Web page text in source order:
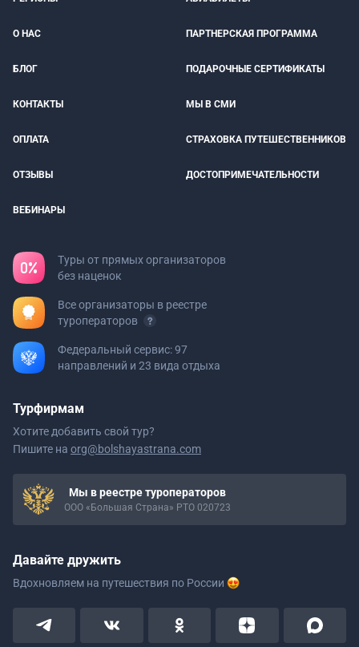
О НАС ПАРТНЕРСКАЯ ПРОГРАММА
БЛОГ ПОДАРОЧНЫЕ СЕРТИФИКАТЫ
КОНТАКТЫ МЫ В СМИ
ОПЛАТА СТРАХОВКА ПУТЕШЕСТВЕННИКОВ
ОТЗЫВЫ ДОСТОПРИМЕЧАТЕЛЬНОСТИ
ВЕБИНАРЫ
Туры от прямых организаторов
без наценок
Все организаторы в реестре
туроператоров
Федеральный сервис: 97
направлений и 23 вида отдыха
Турфирмам
Хотите добавить свой тур?
Пишите на org@bolshayastrana.com
Мы в реестре туроператоров
ООО «Большая Страна» РТО 020723
Давайте дружить
Вдохновляем на путешествия по России